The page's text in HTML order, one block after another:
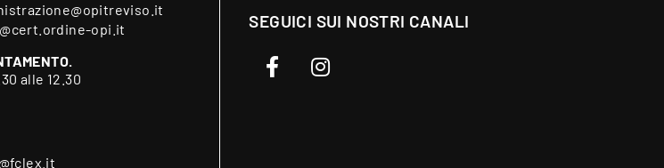
opi.it
alle 12.30
SEGUICI SUI NOSTRI CANALI
Facebook